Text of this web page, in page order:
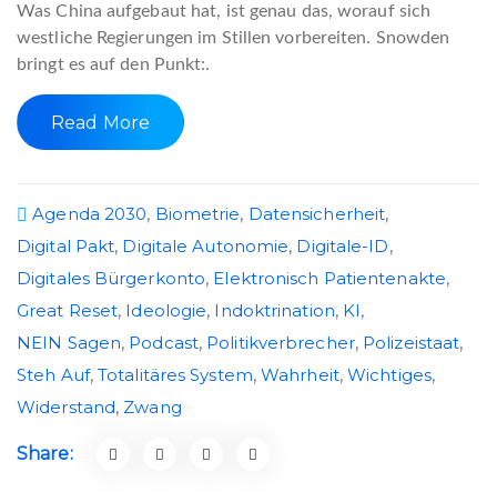
Was China aufgebaut hat, ist genau das, worauf sich
westliche Regierungen im Stillen vorbereiten. Snowden
bringt es auf den Punkt:.
Read More
Agenda 2030, Biometrie, Datensicherheit,
Digital Pakt, Digitale Autonomie, Digitale-ID,
Digitales Bürgerkonto, Elektronisch Patientenakte,
Great Reset, Ideologie, Indoktrination, KI,
NEIN Sagen, Podcast, Politikverbrecher, Polizeistaat,
Steh Auf,Totalitäres System,Wahrheit,Wichtiges,
Widerstand, Zwang
Share: